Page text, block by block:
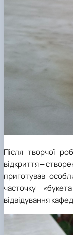
Після творчої
відкриття ‒
приготував
часточку
відвідування